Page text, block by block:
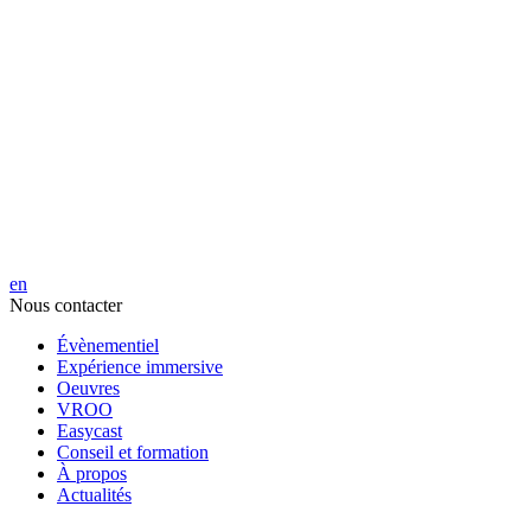
en
Nous contacter
Évènementiel
Expérience immersive
Oeuvres
VROO
Easycast
Conseil et formation
À propos
Actualités